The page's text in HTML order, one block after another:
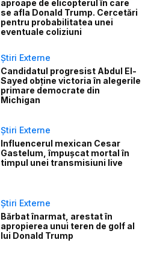
aproape de elicopterul în care
se afla Donald Trump. Cercetări
pentru probabilitatea unei
eventuale coliziuni
Știri Externe
Candidatul progresist Abdul El-
Sayed obține victoria în alegerile
primare democrate din
Michigan
Știri Externe
Influencerul mexican Cesar
Gastelum, împușcat mortal în
timpul unei transmisiuni live
Știri Externe
Bărbat înarmat, arestat în
apropierea unui teren de golf al
lui Donald Trump